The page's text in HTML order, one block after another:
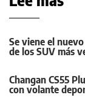
Se viene el
de los SUV más
Changan CS55
con volante